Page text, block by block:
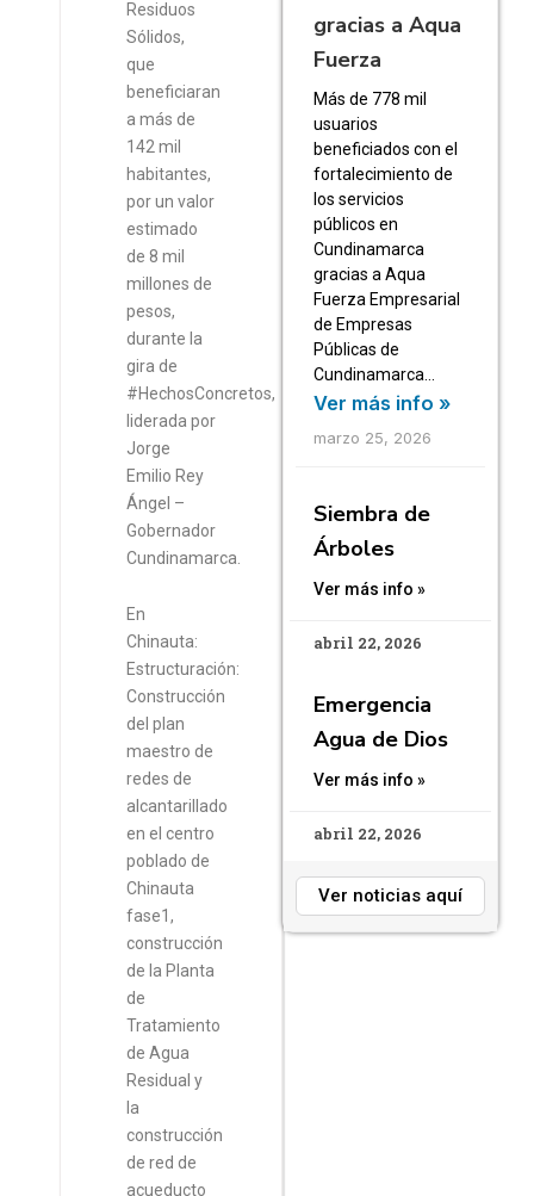
Residuos
Sólidos,
que
beneficiaran
a más de
142 mil
habitantes,
por un valor
estimado
de 8 mil
millones de
pesos,
durante la
gira de
#HechosConcretos,
liderada por
Jorge
Emilio Rey
Ángel –
Gobernador
Cundinamarca.
En
Chinauta:
Estructuración:
Construcción
del plan
maestro de
redes de
alcantarillado
en el centro
poblado de
Chinauta
fase1,
construcción
de la Planta
de
Tratamiento
de Agua
Residual y
la
construcción
de red de
acueducto
gracias a Aqua
Fuerza
Más de 778 mil
usuarios
beneficiados con el
fortalecimiento de
los servicios
públicos en
Cundinamarca
gracias a Aqua
Fuerza Empresarial
de Empresas
Públicas de
Cundinamarca…
Ver más info »
marzo 25, 2026
Siembra de
Árboles
Ver más info »
abril 22, 2026
Emergencia
Agua de Dios
Ver más info »
abril 22, 2026
Ver noticias aquí